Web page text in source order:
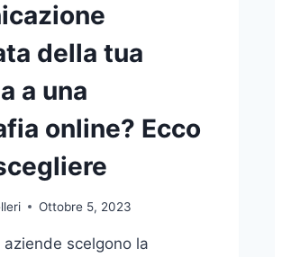
della tua
a una
online? Ecco
Ottobre 5, 2023
aziende scelgono la